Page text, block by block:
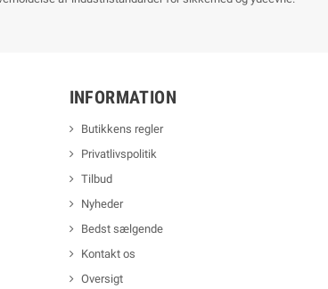
INFORMATION
Butikkens regler
Privatlivspolitik
Tilbud
Nyheder
Bedst sælgende
Kontakt os
Oversigt